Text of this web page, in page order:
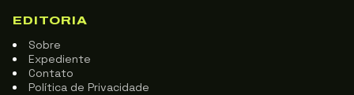
EDITORIA
Sobre
Expediente
Contato
Política de Privacidade